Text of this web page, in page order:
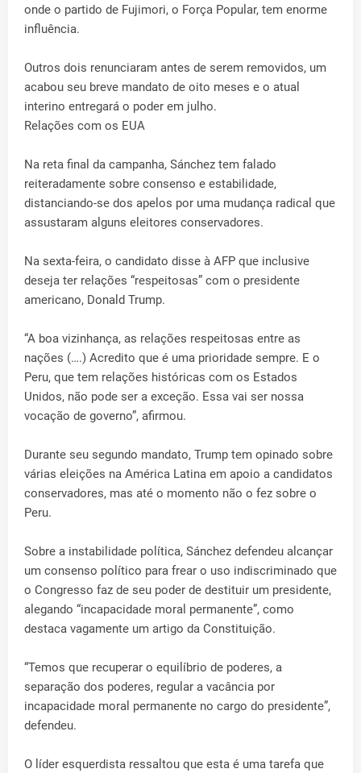
onde o partido de Fujimori, o Força Popular, tem enorme
influência.
Outros dois renunciaram antes de serem removidos, um
acabou seu breve mandato de oito meses e o atual
interino entregará o poder em julho.
Relações com os EUA
Na reta final da campanha, Sánchez tem falado
reiteradamente sobre consenso e estabilidade,
distanciando-se dos apelos por uma mudança radical que
assustaram alguns eleitores conservadores.
Na sexta-feira, o candidato disse à AFP que inclusive
deseja ter relações “respeitosas” com o presidente
americano, Donald Trump.
“A boa vizinhança, as relações respeitosas entre as
nações (….) Acredito que é uma prioridade sempre. E o
Peru, que tem relações históricas com os Estados
Unidos, não pode ser a exceção. Essa vai ser nossa
vocação de governo”, afirmou.
Durante seu segundo mandato, Trump tem opinado sobre
várias eleições na América Latina em apoio a candidatos
conservadores, mas até o momento não o fez sobre o
Peru.
Sobre a instabilidade política, Sánchez defendeu alcançar
um consenso político para frear o uso indiscriminado que
o Congresso faz de seu poder de destituir um presidente,
alegando “incapacidade moral permanente”, como
destaca vagamente um artigo da Constituição.
“Temos que recuperar o equilíbrio de poderes, a
separação dos poderes, regular a vacância por
incapacidade moral permanente no cargo do presidente”,
defendeu.
O líder esquerdista ressaltou que esta é uma tarefa que